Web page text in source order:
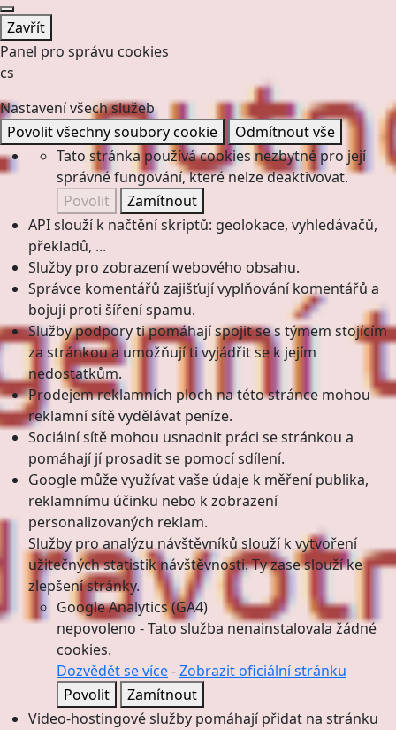
Zavřít
Panel pro správu cookies
cs
Nastavení všech služeb
Povolit všechny soubory cookie
Odmítnout vše
Tato stránka používá cookies nezbytné pro její
správné fungování, které nelze deaktivovat.
Povolit
Zamítnout
API slouží k načtění skriptů: geolokace, vyhledávačů,
překladů, ...
Služby pro zobrazení webového obsahu.
Správce komentářů zajišťují vyplňování komentářů a
bojují proti šíření spamu.
Služby podpory ti pomáhají spojit se s týmem stojícím
za stránkou a umožňují ti vyjádřit se k jejím
nedostatkům.
Prodejem reklamních ploch na této stránce mohou
reklamní sítě vydělávat peníze.
Sociální sítě mohou usnadnit práci se stránkou a
pomáhají jí prosadit se pomocí sdílení.
Google může využívat vaše údaje k měření publika,
reklamnímu účinku nebo k zobrazení
personalizovaných reklam.
Služby pro analýzu návštěvníků slouží k vytvoření
užitečných statistik návštěvnosti. Ty zase slouží ke
zlepšení stránky.
Google Analytics (GA4)
nepovoleno -Tato služba nenainstalovala žádné
cookies.
Dozvědět se více-Zobrazit oficiální stránku
Povolit
Zamítnout
Video-hostingové služby pomáhají přidat na stránku